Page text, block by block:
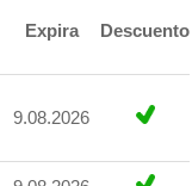
Expira Descuento
9.08.2026